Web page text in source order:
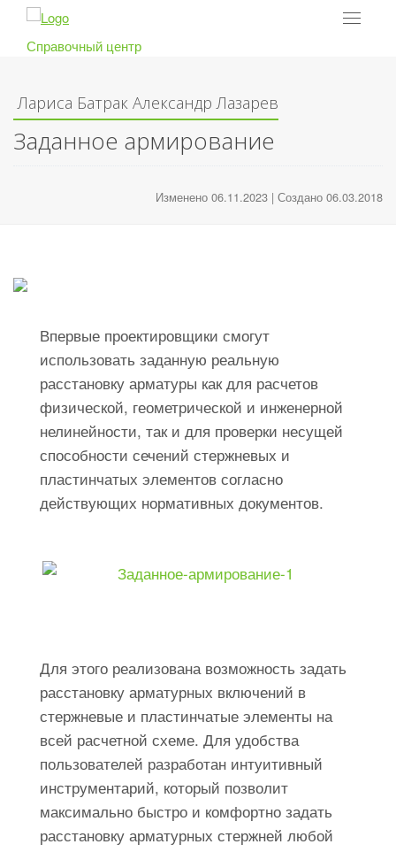
Toggle
Справочный центр
Лариса Батрак Александр Лазарев
Заданное армирование
Изменено 06.11.2023 | Создано 06.03.2018
Впервые проектировщики смогут
использовать заданную реальную
расстановку арматуры как для расчетов
физической, геометрической и инженерной
нелинейности, так и для проверки несущей
способности сечений стержневых и
пластинчатых элементов согласно
действующих нормативных документов.
Для этого реализована возможность задать
расстановку арматурных включений в
стержневые и пластинчатые элементы на
всей расчетной схеме. Для удобства
пользователей разработан интуитивный
инструментарий, который позволит
максимально быстро и комфортно задать
расстановку арматурных стержней любой